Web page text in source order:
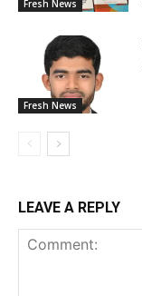
Fresh News
Fresh News
LEAVE A REPLY